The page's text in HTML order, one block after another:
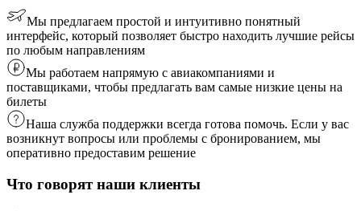
Мы предлагаем простой и интуитивно понятный
интерфейс, который позволяет быстро находить лучшие рейсы
по любым направлениям
Мы работаем напрямую с авиакомпаниями и
поставщиками, чтобы предлагать вам самые низкие цены на
билеты
Наша служба поддержки всегда готова помочь. Если у вас
возникнут вопросы или проблемы с бронированием, мы
оперативно предоставим решение
Что говорят наши клиенты